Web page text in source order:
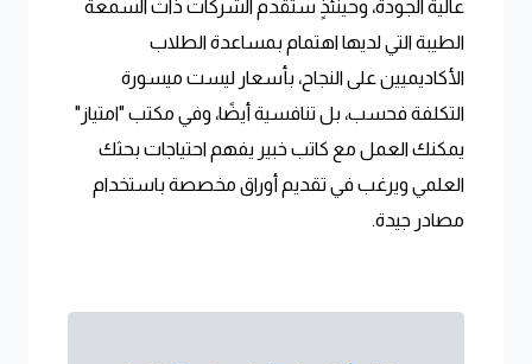
عالية الجودة، وحينئذٍ ستقدم الشركات ذات السمعة
الطيبة التي لديها اهتمام بمساعدة الطلاب
الأكاديميين على النجاح، بأسعار ليست ميسورة
التكلفة فحسب، بل تنافسية أيضًا، وفي مكتب "امتياز"
يمكنك العمل مع كاتب خبير يفهم احتياجات بحثك
العلمي ويرغب في تقديم أوراق مخصصة باستخدام
مصادر جيدة.